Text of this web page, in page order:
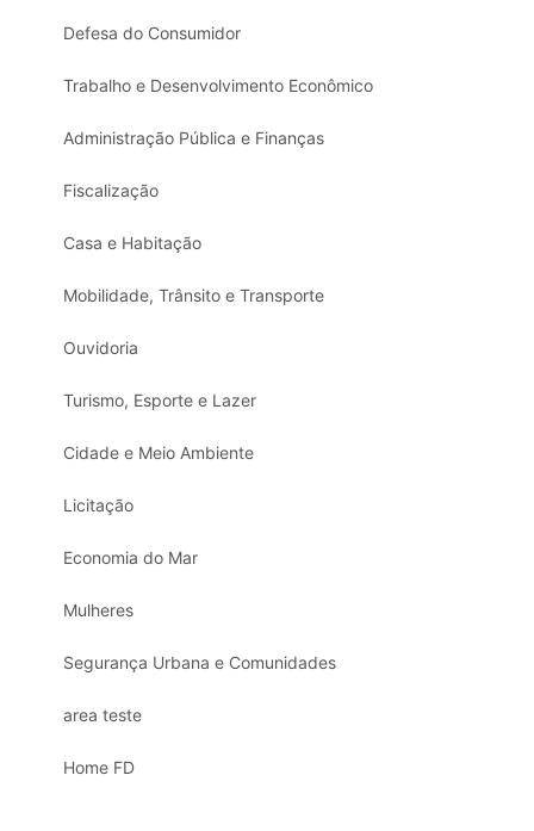
Defesa do Consumidor
Trabalho e Desenvolvimento Econômico
Administração Pública e Finanças
Fiscalização
Casa e Habitação
Mobilidade, Trânsito e Transporte
Ouvidoria
Turismo, Esporte e Lazer
Cidade e Meio Ambiente
Licitação
Economia do Mar
Mulheres
Segurança Urbana e Comunidades
area teste
Home FD